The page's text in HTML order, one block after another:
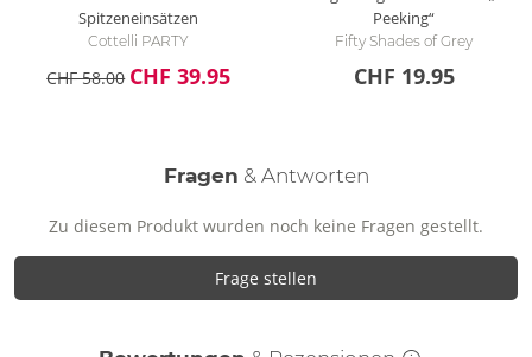
Spitzeneinsätzen
Cottelli PARTY
CHF 58.00 CHF 39.95
Peeking“
Fifty Shades of Grey
CHF 19.95
Fragen & Antworten
Zu diesem Produkt wurden noch keine Fragen gestellt.
Frage stellen